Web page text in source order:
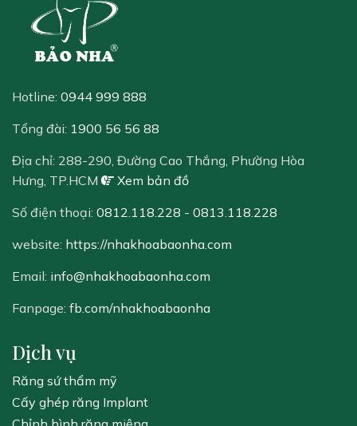
Hotline: 0944 999 888
Tổng đài: 1900 56 56 88
Địa chỉ: 288-290, Đường Cao Thắng, Phường Hòa
Hưng, TP.HCM
Xem bản đồ
Số điện thoại: 0812.118.228 - 0813.118.228
website: https://nhakhoabaonha.com
Email: info@nhakhoabaonha.com
Fanpage: fb.com/nhakhoabaonha
Dịch vụ
Răng sứ thẩm mỹ
Cấy ghép răng Implant